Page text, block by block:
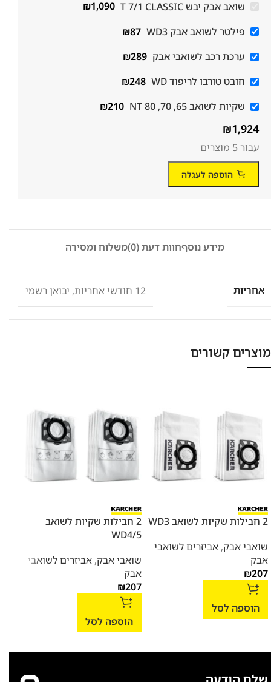
שואב אבק יבש T 7/1 CLASSIC ₪1,090
פילטר לשואב אבק WD3
₪87
ערכת רכב לשואבי אבק
₪289
חובט טורבו לריפוד WD
₪248
שקיות לשואב 65, 70, 80 NT
₪210
₪1,924
עבור 5 מוצרים
מידע נוסףחוות דעת (0) משלוח ומסירה
אחריות 12 חודשי אחריות , יבואן רשמי
מוצרים קשורים
2 חבילות שקיות לשואב WD3
שואבי אבק, אביזרים לשואבי
אבק
₪207
הוספה לסל
2 חבילות שקיות לשואב
WD4/5
שואבי אבק, אביזרים לשואבי
אבק
₪207
הוספה לסל